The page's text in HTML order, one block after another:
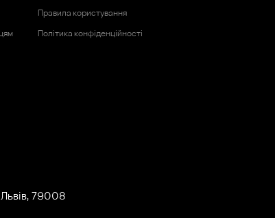
Правила користування
Політика конфіденційності
79008